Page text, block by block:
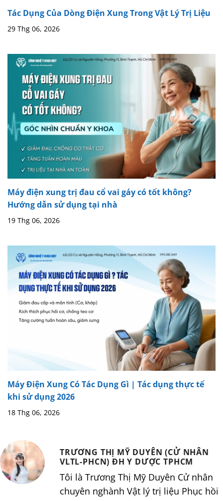
Tác Dụng Của Dòng Điện Xung Trong Vật Lý Trị Liệu
29 Thg 06, 2026
Máy điện xung trị đau cổ vai gáy có tốt không?
Hướng dẫn sử dụng tại nhà
19 Thg 06, 2026
Máy Điện Xung Có Tác Dụng Gì | Tác dụng thực tế
khi sử dụng 2026
18 Thg 06, 2026
TRƯƠNG THỊ MỸ DUYÊN (CỬ NHÂN
VLTL-PHCN) ĐH Y DƯỢC TPHCM
Tôi là Trương Thị Mỹ Duyên Cử nhân
chuyên nghành Vật lý trị liệu Phục hồi